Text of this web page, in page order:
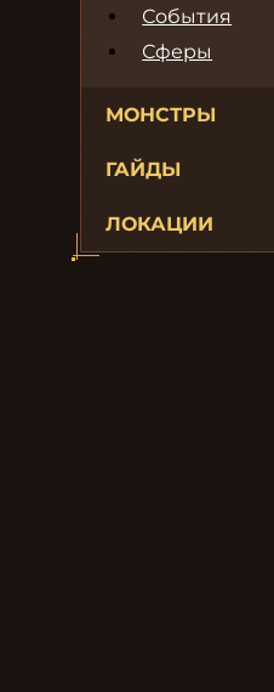
События
Сферы
МОНСТРЫ
ГАЙДЫ
ЛОКАЦИИ